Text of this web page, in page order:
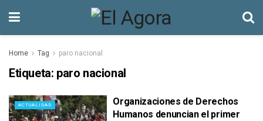
Home Tag paro nacional
Etiqueta: paro nacional
ACTUALIDAD
Organizaciones de Derechos
Humanos denuncian el primer